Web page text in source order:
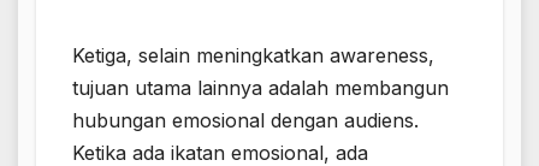
Ketiga, selain meningkatkan awareness,
tujuan utama lainnya adalah membangun
hubungan emosional dengan audiens.
Ketika ada ikatan emosional, ada